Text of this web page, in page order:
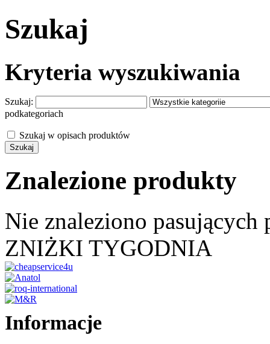
Szukaj
Kryteria wyszukiwania
Szukaj:
podkategoriach
Szukaj w opisach produktów
Znalezione produkty
Nie znaleziono pasujących
ZNIŻKI TYGODNIA
Informacje